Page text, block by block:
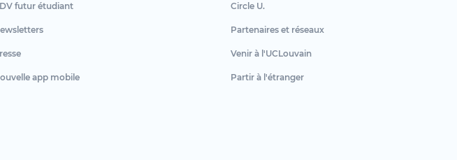
futur étudiant
app mobile
Circle U.
Partenaires et réseaux
Venir à l'UCLouvain
Partir à l'étranger